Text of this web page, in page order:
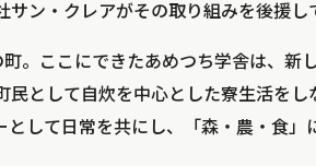
ン・クレアがその取り組みを後援し
。ここにできたあめつち学舎は、新
として自炊を中心とした寮生活を
して日常を共にし、「森・農・食」